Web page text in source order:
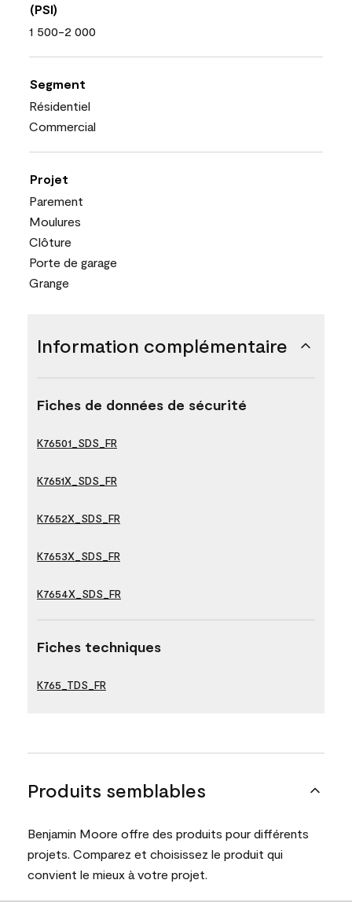
(PSI)
1 500-2 000
Segment
Résidentiel
Commercial
Projet
Parement
Moulures
Clôture
Porte de garage
Grange
Information complémentaire
Fiches de données de sécurité
K76501_SDS_FR
K7651X_SDS_FR
K7652X_SDS_FR
K7653X_SDS_FR
K7654X_SDS_FR
Fiches techniques
K765_TDS_FR
Produits semblables
Benjamin Moore offre des produits pour différents
projets. Comparez et choisissez le produit qui
convient le mieux à votre projet.